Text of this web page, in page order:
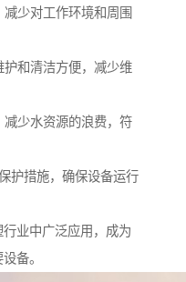
少对工作环境和周围
和清洁方便，减少维
少水资源的浪费，符
护措施，确保设备运行
业中广泛应用，成为
备。